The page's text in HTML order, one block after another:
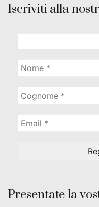
Iscriviti alla
Presentate la